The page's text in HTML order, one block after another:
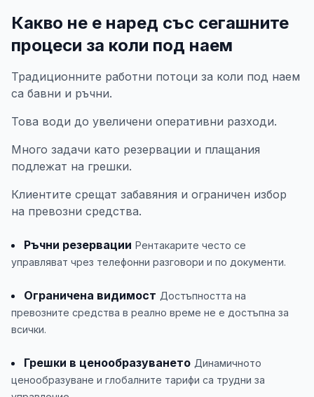
Какво не е наред със сегашните
процеси за коли под наем
Традиционните работни потоци за коли под наем
са бавни и ръчни.
Това води до увеличени оперативни разходи.
Много задачи като резервации и плащания
подлежат на грешки.
Клиентите срещат забавяния и ограничен избор
на превозни средства.
Ръчни резервации Рентакарите често се
управляват чрез телефонни разговори и по документи.
Ограничена видимост Достъпността на
превозните средства в реално време не е достъпна за
всички.
Грешки в ценообразуването Динамичното
ценообразуване и глобалните тарифи са трудни за